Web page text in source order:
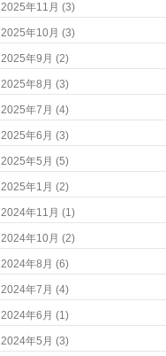
2025年11月 (3)
2025年10月 (3)
2025年9月 (2)
2025年8月 (3)
2025年7月 (4)
2025年6月 (3)
2025年5月 (5)
2025年1月 (2)
2024年11月 (1)
2024年10月 (2)
2024年8月 (6)
2024年7月 (4)
2024年6月 (1)
2024年5月 (3)